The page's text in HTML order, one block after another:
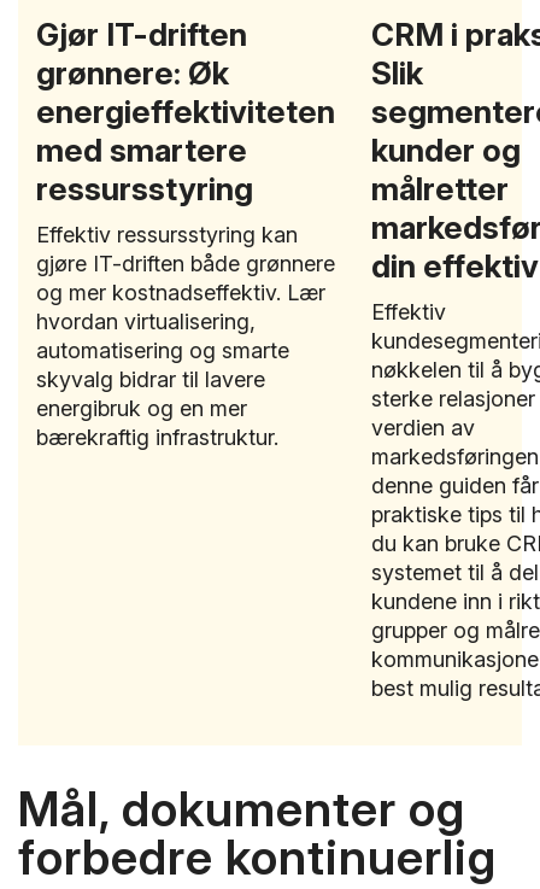
Gjør IT-driften
grønnere: Øk
energieffektiviteten
med smartere
ressursstyring
Effektiv ressursstyring kan
gjøre IT-driften både grønnere
og mer kostnadseffektiv. Lær
hvordan virtualisering,
automatisering og smarte
skyvalg bidrar til lavere
energibruk og en mer
bærekraftig infrastruktur.
CRM i
Slik
kunder og
målretter
din
Effektiv
nøkkelen til å
sterke
verdien av
denne guiden
praktiske tips til
du kan bruke
systemet til å
kundene inn i
grupper og
best mulig
Mål, dokumenter og
forbedre kontinuerlig